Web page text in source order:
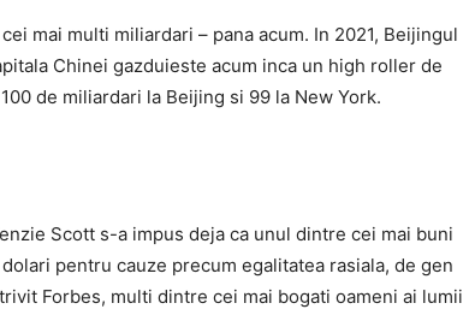
mai multi miliardari – pana acum. In 2021, Beijingul
Chinei gazduieste acum inca un high roller de
de miliardari la Beijing si 99 la New York.
Scott s-a impus deja ca unul dintre cei mai buni
pentru cauze precum egalitatea rasiala, de gen
Forbes, multi dintre cei mai bogati oameni ai lumii